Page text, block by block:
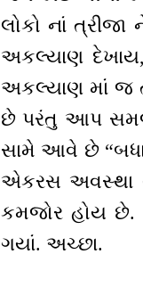
લોકો નાં
અકલ્યાણ
અકલ્યાણ માં જ
છે પરંતુ આપ
સામે આવે છે
એકરસ અવસ્થા
કમજોર હોય
ગયાં. અચ્છા.